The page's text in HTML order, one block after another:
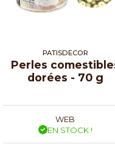
PATISDECOR
Perles
dorées - 70 g
WEB
EN STOCK !